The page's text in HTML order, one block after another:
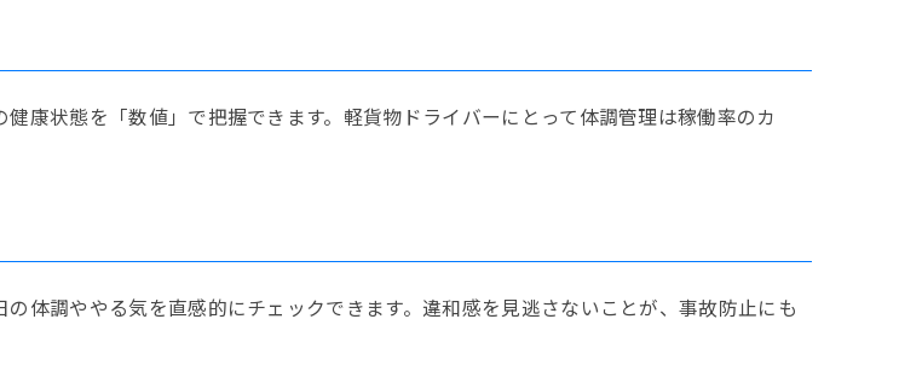
康状態を「数値」で把握できます。軽貨物ドライバーにとって体調管理は稼働率のカ
体調ややる気を直感的にチェックできます。違和感を見逃さないことが、事故防止にも